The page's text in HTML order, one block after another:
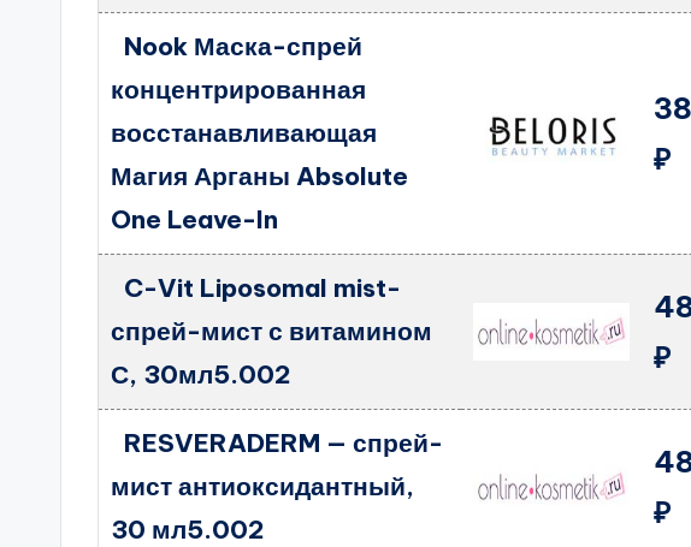
Nook Маска-спрей
концентрированная
восстанавливающая
Магия Арганы Absolute
One Leave-In
₽
C-Vit Liposomal mist-
спрей-мист с витамином
С, 30мл5.002
₽
RESVERADERM — спрей-
мист антиоксидантный,
30 мл5.002
₽